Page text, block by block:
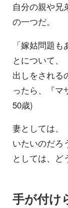
自分の親や兄
の一つだ。
「嫁姑問題
とについて、
出しをされる
ったら、『マ
50歳)
妻としては、
いたいのだろ
としては、ど
手が付け